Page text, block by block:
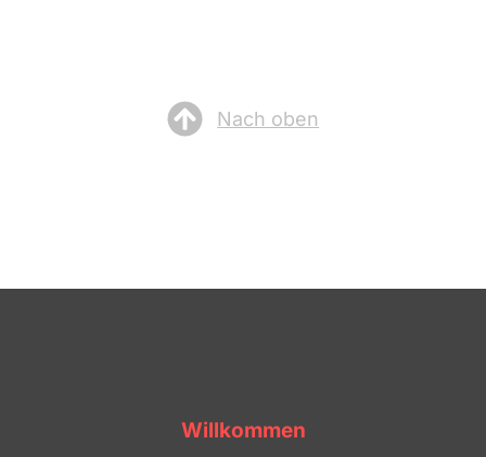
Nach oben
Willkommen